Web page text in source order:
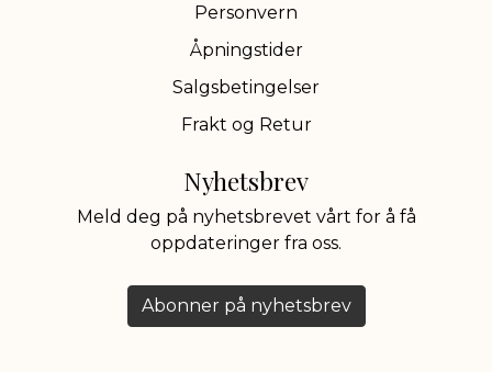
Personvern
Åpningstider
Salgsbetingelser
Frakt og Retur
Nyhetsbrev
Meld deg på nyhetsbrevet vårt for å få
oppdateringer fra oss.
Abonner på nyhetsbrev